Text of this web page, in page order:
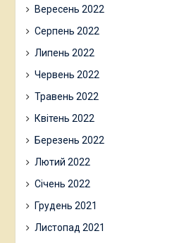
Вересень 2022
Серпень 2022
Липень 2022
Червень 2022
Травень 2022
Квітень 2022
Березень 2022
Лютий 2022
Січень 2022
Грудень 2021
Листопад 2021